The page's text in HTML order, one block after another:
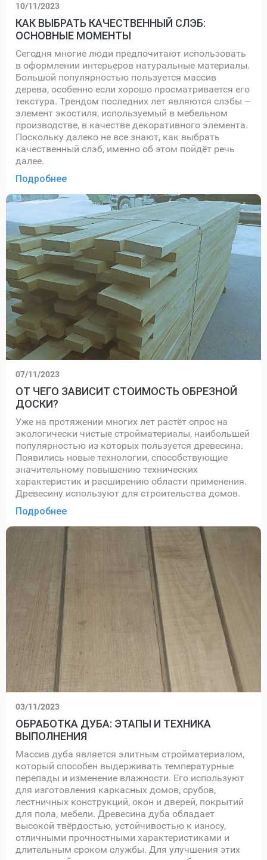
10/11/2023
КАК ВЫБРАТЬ КАЧЕСТВЕННЫЙ СЛЭБ:
ОСНОВНЫЕ МОМЕНТЫ
Сегодня многие люди предпочитают использовать
в оформлении интерьеров натуральные материалы.
Большой популярностью пользуется массив
дерева, особенно если хорошо просматривается его
текстура. Трендом последних лет являются слэбы –
элемент экостиля, используемый в мебельном
производстве, в качестве декоративного элемента.
Поскольку далеко не все знают, как выбрать
качественный слэб, именно об этом пойдёт речь
далее.
Подробнее
07/11/2023
ОТ ЧЕГО ЗАВИСИТ СТОИМОСТЬ ОБРЕЗНОЙ
ДОСКИ?
Уже на протяжении многих лет растёт спрос на
экологически чистые стройматериалы, наибольшей
популярностью из которых пользуется древесина.
Появились новые технологии, способствующие
значительному повышению технических
характеристик и расширению области применения.
Древесину используют для строительства домов.
Подробнее
03/11/2023
ОБРАБОТКА ДУБА: ЭТАПЫ И ТЕХНИКА
ВЫПОЛНЕНИЯ
Массив дуба является элитным стройматериалом,
который способен выдерживать температурные
перепады и изменение влажности. Его используют
для изготовления каркасных домов, срубов,
лестничных конструкций, окон и дверей, покрытий
для пола, мебели. Древесина дуба обладает
высокой твёрдостью, устойчивостью к износу,
отличными прочностными характеристиками и
длительным сроком службы. Для улучшения этих